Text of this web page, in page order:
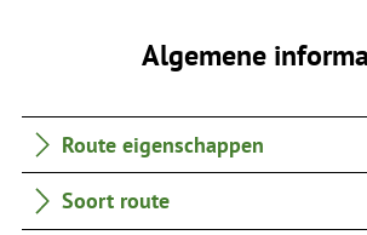
Algemene
Route eigenschappen
Soort route